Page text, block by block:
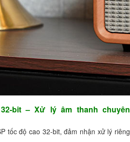
bit – Xử lý âm thanh chuyên
tốc độ cao 32-bit, đảm nhận xử lý riêng